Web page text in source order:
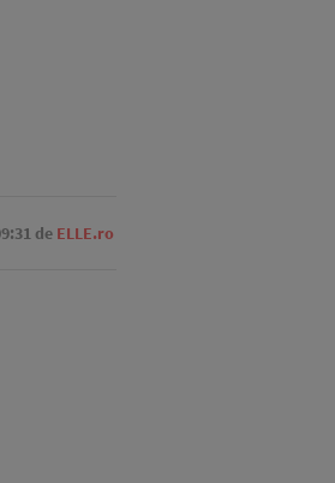
de ELLE.ro